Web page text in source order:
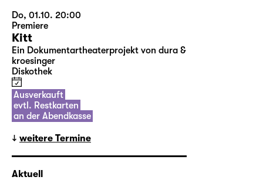
Do, 01.10. 20:00
Premiere
Kitt
Ein Dokumentartheaterprojekt von dura &
kroesinger
Diskothek
Ausverkauft
evtl. Restkarten
an der Abendkasse
weitere Termine
Aktuell